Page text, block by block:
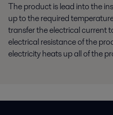
The product is lead into the
up to the required
transfer the electrical current
electrical resistance of the
electricity heats up all of the